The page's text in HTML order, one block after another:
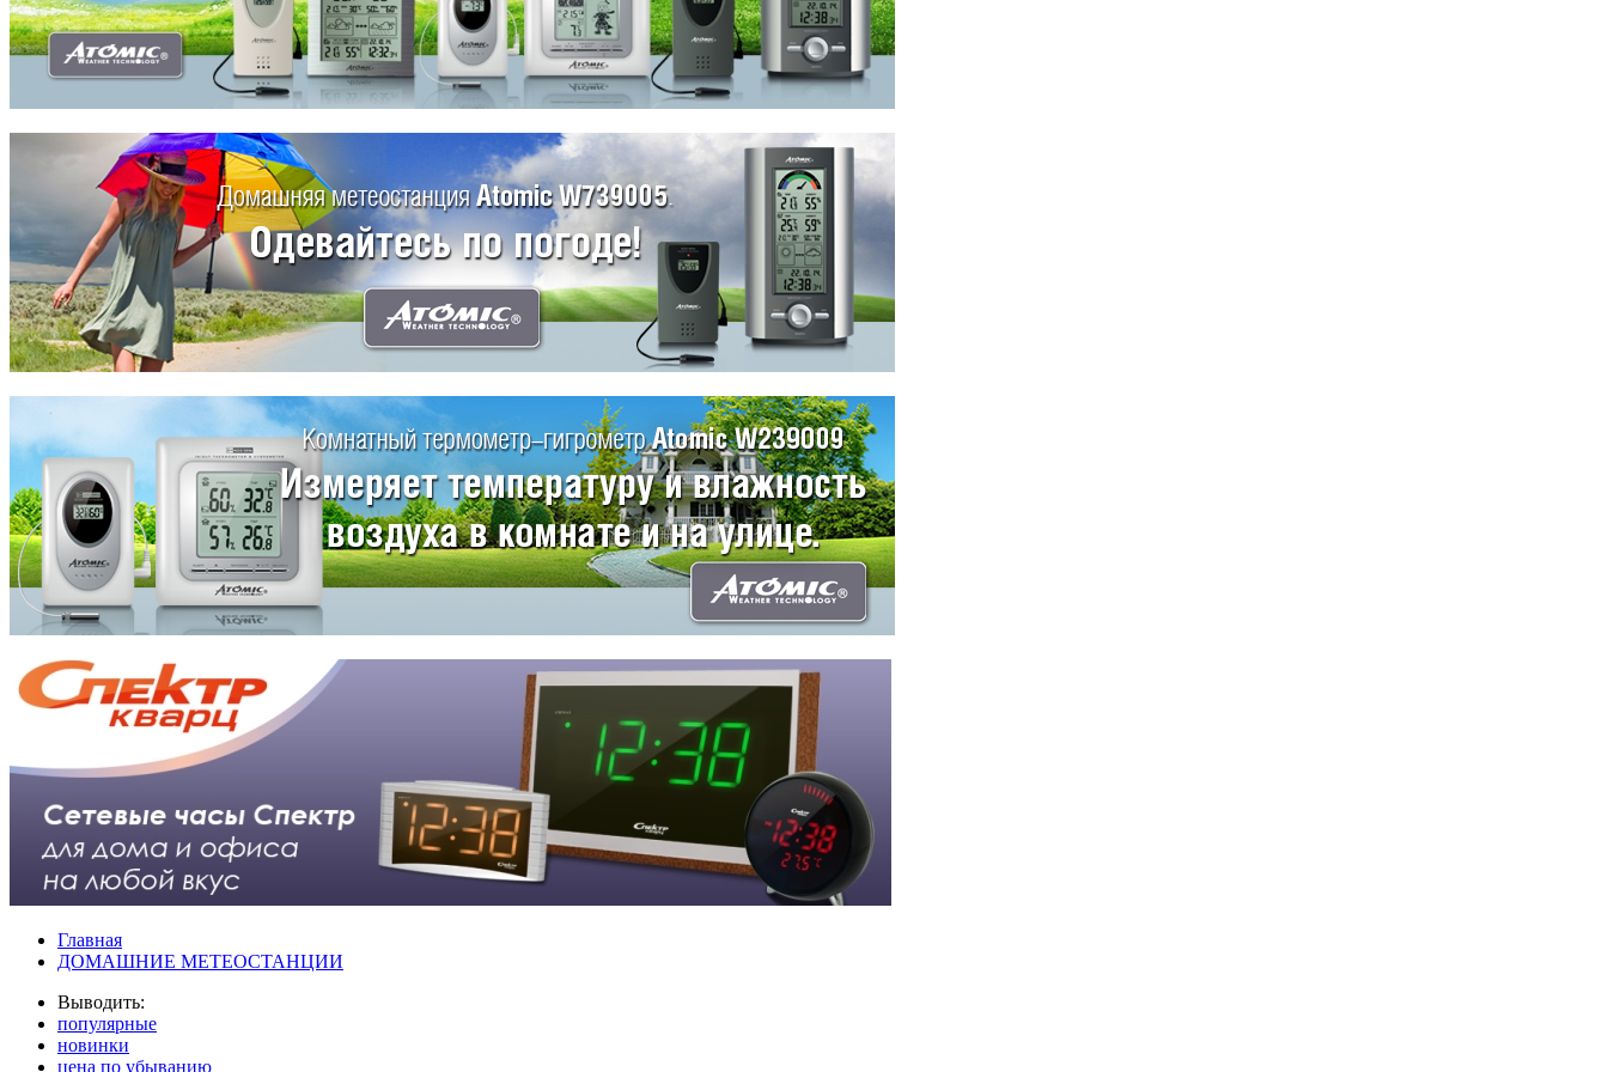
Главная
ДОМАШНИЕ МЕТЕОСТАНЦИИ
Выводить:
популярные
новинки
цена по убыванию